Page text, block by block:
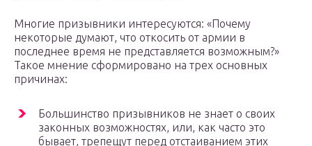
Многие призывники интересуются: «Почему
некоторые думают, что откосить от армии в
последнее время не представляется возможным?»
Такое мнение сформировано на трех основных
причинах:
Большинство призывников не знает о своих
законных возможностях, или, как часто это
бывает, трепещут перед отстаиванием этих